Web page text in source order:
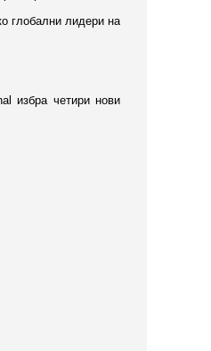
глобални лидери на
избра четири нови